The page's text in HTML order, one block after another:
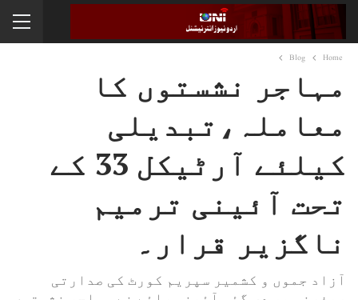
Home
Blog
مہاجر نشستوں کا
معاملہ،تبدیلی
کیلئے آرٹیکل 33 کے
تحت آئینی ترمیم
ناگزیر قرار۔
آزاد جموں و کشمیر سپریم کورٹ کی صدارتی